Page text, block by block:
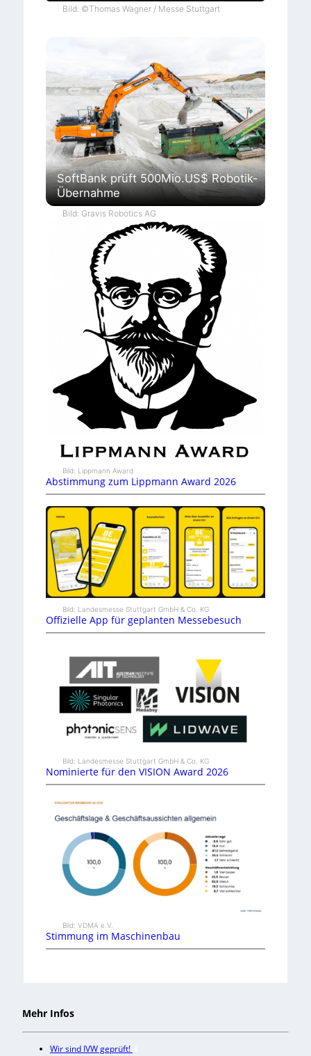
Bild: ©Thomas Wagner / Messe Stuttgart
SoftBank prüft 500Mio.US$ Robotik-
Übernahme
Bild: Gravis Robotics AG
Bild: Lippmann Award
Abstimmung zum Lippmann Award 2026
Bild: Landesmesse Stuttgart GmbH & Co. KG
Offizielle App für geplanten Messebesuch
Bild: Landesmesse Stuttgart GmbH & Co. KG
Nominierte für den VISION Award 2026
Bild: VDMA e.V.
Stimmung im Maschinenbau
Mehr Infos
Wir sind IVW geprüft!